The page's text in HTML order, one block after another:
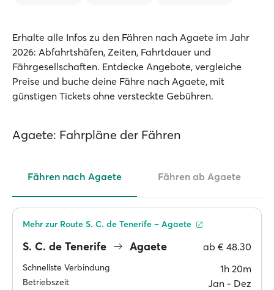
Erhalte alle Infos zu den Fähren nach Agaete im Jahr
2026: Abfahrtshäfen, Zeiten, Fahrtdauer und
Fährgesellschaften. Entdecke Angebote, vergleiche
Preise und buche deine Fähre nach Agaete, mit
günstigen Tickets ohne versteckte Gebühren.
Agaete: Fahrpläne der Fähren
Fähren nach Agaete Fähren ab Agaete
S. C. de Tenerife Agaete ab € 48.30
Schnellste Verbindung 1h 20m
Betriebszeit Jan ‐ Dez
Mehr zur Route S. C. de Tenerife – Agaete